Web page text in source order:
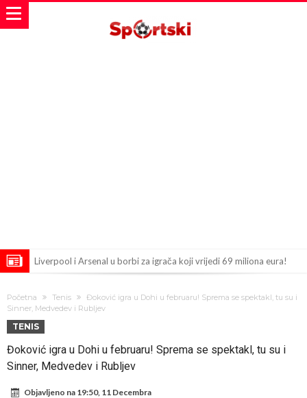
Liverpool i Arsenal u borbi za igrača koji vrijedi 69 miliona eura!
napokon poznat
Engleski reprezentativac optužen za napad u noćnom klubu
Suđenje o smrti Maradone: Noge su mu bile natečene, nije se htio
oprati
Ko je uvjerio Rodrija da izabere Barcelonu?
Početna Tenis
Đoković igra u Dohi u februaru! Sprema se spektakl, tu su i
Sinner, Medvedev i Rubljev
TENIS
Đoković igra u Dohi u februaru! Sprema se spektakl, tu su i
Sinner, Medvedev i Rubljev
Objavljeno na 19:50, 11 Decembra